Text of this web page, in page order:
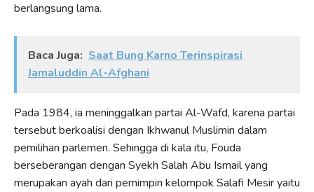
berlangsung lama.
Baca Juga: Saat Bung Karno Terinspirasi
Jamaluddin Al-Afghani
Pada 1984, ia meninggalkan partai Al-Wafd, karena partai
tersebut berkoalisi dengan Ikhwanul Muslimin dalam
pemilihan parlemen. Sehingga di kala itu, Fouda
berseberangan dengan Syekh Salah Abu Ismail yang
merupakan ayah dari pemimpin kelompok Salafi Mesir yaitu